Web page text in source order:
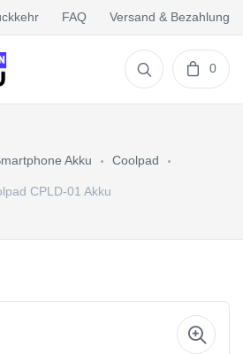
FAQ Versand & Bezahlung
0
Akku Coolpad
CPLD-01 Akku